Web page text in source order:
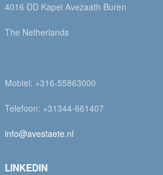
4016 DD Kapel Avezaath Buren
The Netherlands
Mobiel: +316-55863000
Telefoon: +31344-661407
info@avestaete.nl
LINKEDIN